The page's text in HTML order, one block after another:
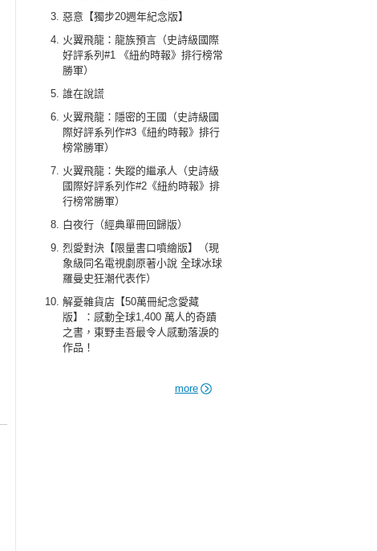
惡意【獨步20週年紀念版】
火翼飛龍：龍族預言（史詩級國際
好評系列#1 《紐約時報》排行榜常
勝軍）
誰在說謊
火翼飛龍：隱密的王國（史詩級國
際好評系列作#3《紐約時報》排行
榜常勝軍）
火翼飛龍：失蹤的繼承人（史詩級
國際好評系列作#2《紐約時報》排
行榜常勝軍）
白夜行（經典單冊回歸版）
烈愛對決【限量書口噴繪版】（現
象級同名電視劇原著小說 全球冰球
羅曼史狂潮代表作）
解憂雜貨店【50萬冊紀念愛藏
版】：感動全球1,400 萬人的奇蹟
之書，東野圭吾最令人感動落淚的
作品！
more